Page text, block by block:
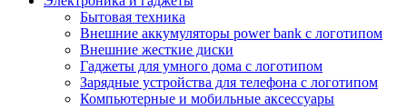
Бытовая техника
Внешние аккумуляторы power bank с логотипом
Внешние жесткие диски
Гаджеты для умного дома с логотипом
Зарядные устройства для телефона с логотипом
Компьютерные и мобильные аксессуары